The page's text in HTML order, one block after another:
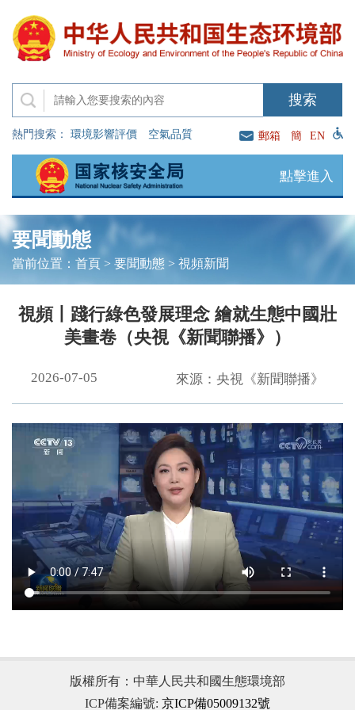
熱門搜索： 環境影響評價 空氣品質 郵箱 簡 EN
點擊進入
要聞動態
當前位置： 首頁> 要聞動態> 視頻新聞
視頻丨踐行綠色發展理念 繪就生態中國壯
美畫卷（央視《新聞聯播》）
2026-07-05 來源：央視《新聞聯播》
版權所有：中華人民共和國生態環境部
ICP備案編號: 京ICP備05009132號